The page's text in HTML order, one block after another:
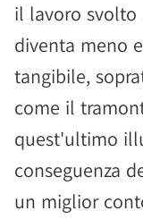
il lavoro svolto
diventa meno
tangibile,
come il
quest'ultimo
conseguenza
un miglior